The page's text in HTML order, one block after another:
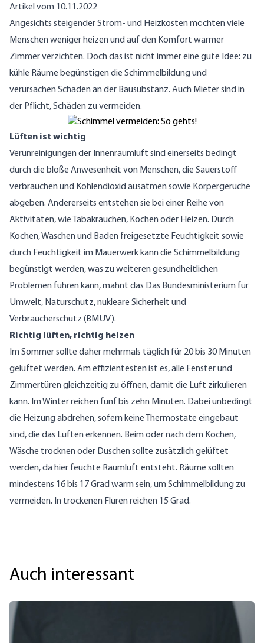
Artikel vom 10.11.2022
Angesichts steigender Strom- und Heizkosten möchten viele
Menschen weniger heizen und auf den Komfort warmer
Zimmer verzichten. Doch das ist nicht immer eine gute Idee: zu
kühle Räume begünstigen die Schimmelbildung und
verursachen Schäden an der Bausubstanz. Auch Mieter sind in
der Pflicht, Schäden zu vermeiden.
Lüften ist wichtig
Verunreinigungen der Innenraumluft sind einerseits bedingt
durch die bloße Anwesenheit von Menschen, die Sauerstoff
verbrauchen und Kohlendioxid ausatmen sowie Körpergerüche
abgeben. Andererseits entstehen sie bei einer Reihe von
Aktivitäten, wie Tabakrauchen, Kochen oder Heizen. Durch
Kochen, Waschen und Baden freigesetzte Feuchtigkeit sowie
durch Feuchtigkeit im Mauerwerk kann die Schimmelbildung
begünstigt werden, was zu weiteren gesundheitlichen
Problemen führen kann, mahnt das Das Bundesministerium für
Umwelt, Naturschutz, nukleare Sicherheit und
Verbraucherschutz (BMUV).
Richtig lüften, richtig heizen
Im Sommer sollte daher mehrmals täglich für 20 bis 30 Minuten
gelüftet werden. Am effizientesten ist es, alle Fenster und
Zimmertüren gleichzeitig zu öffnen, damit die Luft zirkulieren
kann. Im Winter reichen fünf bis zehn Minuten. Dabei unbedingt
die Heizung abdrehen, sofern keine Thermostate eingebaut
sind, die das Lüften erkennen. Beim oder nach dem Kochen,
Wäsche trocknen oder Duschen sollte zusätzlich gelüftet
werden, da hier feuchte Raumluft entsteht. Räume sollten
mindestens 16 bis 17 Grad warm sein, um Schimmelbildung zu
vermeiden. In trockenen Fluren reichen 15 Grad.
Auch interessant